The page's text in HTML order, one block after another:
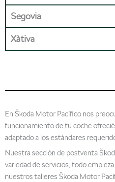
Segovia
Xàtiva
En Škoda Motor Pacífico nos
funcionamiento de tu coche
adaptado a los estándares
Nuestra sección de postventa
variedad de servicios, todo
nuestros talleres Škoda Motor